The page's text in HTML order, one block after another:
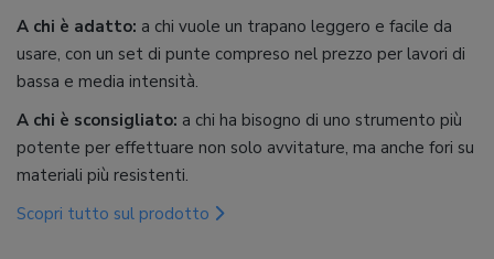
A chi è adatto: a chi vuole un trapano leggero e facile da
usare, con un set di punte compreso nel prezzo per lavori di
bassa e media intensità.
A chi è sconsigliato: a chi ha bisogno di uno strumento più
potente per effettuare non solo avvitature, ma anche fori su
materiali più resistenti.
Scopri tutto sul prodotto